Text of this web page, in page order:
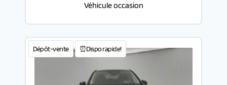
Véhicule occasion
Dépôt-vente ⏰Dispo rapide!